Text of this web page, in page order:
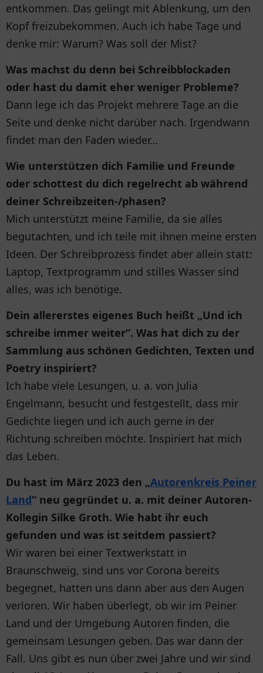
entkommen. Das gelingt mit Ablenkung, um den
Kopf freizubekommen. Auch ich habe Tage und
denke mir: Warum? Was soll der Mist?
Was machst du denn bei Schreibblockaden
oder hast du damit eher weniger Probleme?
Dann lege ich das Projekt mehrere Tage an die
Seite und denke nicht darüber nach. Irgendwann
findet man den Faden wieder…
Wie unterstützen dich Familie und Freunde
oder schottest du dich regelrecht ab während
deiner Schreibzeiten-/phasen?
Mich unterstützt meine Familie, da sie alles
begutachten, und ich teile mit ihnen meine ersten
Ideen. Der Schreibprozess findet aber allein statt:
Laptop, Textprogramm und stilles Wasser sind
alles, was ich benötige.
Dein allererstes eigenes Buch heißt „Und ich
schreibe immer weiter“. Was hat dich zu der
Sammlung aus schönen Gedichten, Texten und
Poetry inspiriert?
Ich habe viele Lesungen, u. a. von Julia
Engelmann, besucht und festgestellt, dass mir
Gedichte liegen und ich auch gerne in der
Richtung schreiben möchte. Inspiriert hat mich
das Leben.
Du hast im März 2023 den „Autorenkreis Peiner
Land“ neu gegründet u. a. mit deiner Autoren-
Kollegin Silke Groth. Wie habt ihr euch
gefunden und was ist seitdem passiert?
Wir waren bei einer Textwerkstatt in
Braunschweig, sind uns vor Corona bereits
begegnet, hatten uns dann aber aus den Augen
verloren. Wir haben überlegt, ob wir im Peiner
Land und der Umgebung Autoren finden, die
gemeinsam Lesungen geben. Das war dann der
Fall. Uns gibt es nun über zwei Jahre und wir sind